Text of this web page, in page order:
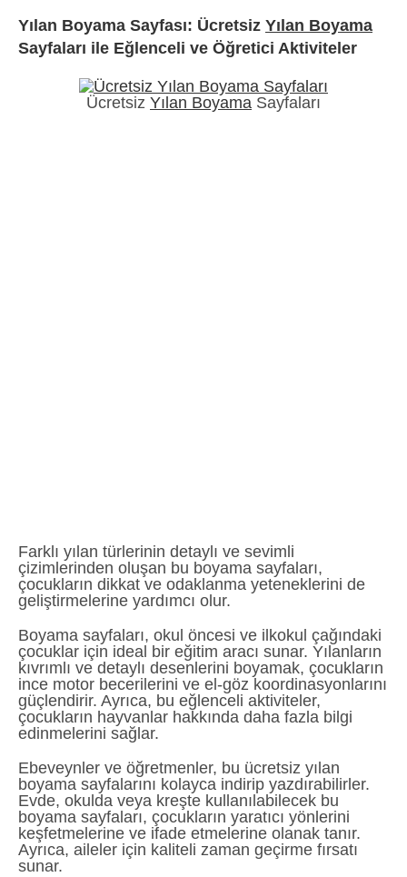
Yılan Boyama Sayfası: Ücretsiz Yılan Boyama
Sayfaları ile Eğlenceli ve Öğretici Aktiviteler
Ücretsiz Yılan Boyama Sayfaları
Farklı yılan türlerinin detaylı ve sevimli
çizimlerinden oluşan bu boyama sayfaları,
çocukların dikkat ve odaklanma yeteneklerini de
geliştirmelerine yardımcı olur.
Boyama sayfaları, okul öncesi ve ilkokul çağındaki
çocuklar için ideal bir eğitim aracı sunar. Yılanların
kıvrımlı ve detaylı desenlerini boyamak, çocukların
ince motor becerilerini ve el-göz koordinasyonlarını
güçlendirir. Ayrıca, bu eğlenceli aktiviteler,
çocukların hayvanlar hakkında daha fazla bilgi
edinmelerini sağlar.
Ebeveynler ve öğretmenler, bu ücretsiz yılan
boyama sayfalarını kolayca indirip yazdırabilirler.
Evde, okulda veya kreşte kullanılabilecek bu
boyama sayfaları, çocukların yaratıcı yönlerini
keşfetmelerine ve ifade etmelerine olanak tanır.
Ayrıca, aileler için kaliteli zaman geçirme fırsatı
sunar.